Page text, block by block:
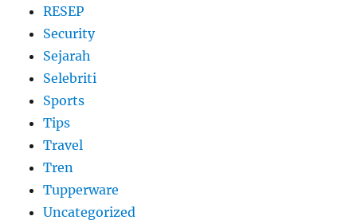
RESEP
Security
Sejarah
Selebriti
Sports
Tips
Travel
Tren
Tupperware
Uncategorized